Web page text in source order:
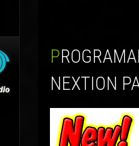
PROGRAMAR MODULO BLUETOOTH HC-05 PARA LCD
NEXTION